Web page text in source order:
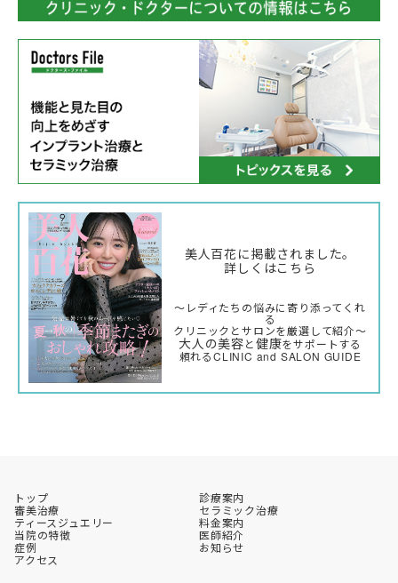
美人百花に掲載されました。
詳しくはこちら
〜レディたちの悩みに寄り添ってくれ
る
クリニックとサロンを厳選して紹介〜
大人の美容と健康をサポートする
頼れるCLINIC and SALON GUIDE
トップ
診療案内
審美治療
セラミック治療
ティースジュエリー
料金案内
当院の特徴
医師紹介
症例
お知らせ
アクセス